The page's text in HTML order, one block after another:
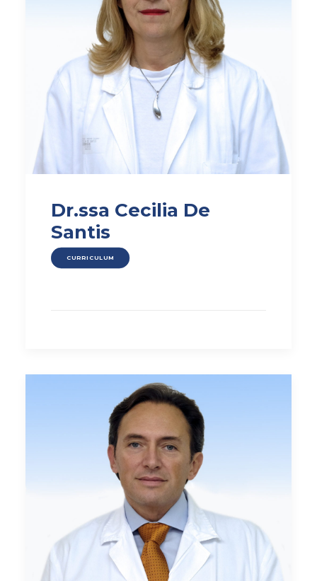
Dr.ssa Cecilia De
Santis
CURRICULUM